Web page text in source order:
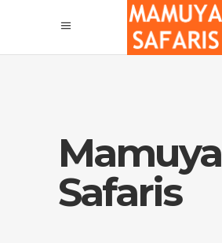
Mamuya
Safaris